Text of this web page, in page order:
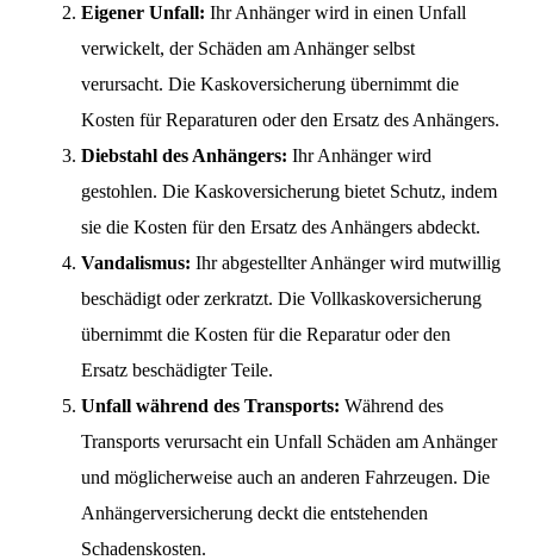
Eigener Unfall: Ihr Anhänger wird in einen Unfall
verwickelt, der Schäden am Anhänger selbst
verursacht. Die Kaskoversicherung übernimmt die
Kosten für Reparaturen oder den Ersatz des Anhängers.
Diebstahl des Anhängers: Ihr Anhänger wird
gestohlen. Die Kaskoversicherung bietet Schutz, indem
sie die Kosten für den Ersatz des Anhängers abdeckt.
Vandalismus: Ihr abgestellter Anhänger wird mutwillig
beschädigt oder zerkratzt. Die Vollkaskoversicherung
übernimmt die Kosten für die Reparatur oder den
Ersatz beschädigter Teile.
Unfall während des Transports: Während des
Transports verursacht ein Unfall Schäden am Anhänger
und möglicherweise auch an anderen Fahrzeugen. Die
Anhängerversicherung deckt die entstehenden
Schadenskosten.